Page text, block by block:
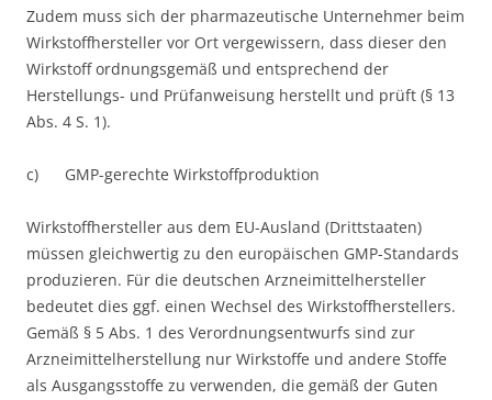
Zudem muss sich der pharmazeutische Unternehmer beim
Wirkstoffhersteller vor Ort vergewissern, dass dieser den
Wirkstoff ordnungsgemäß und entsprechend der
Herstellungs- und Prüfanweisung herstellt und prüft (§ 13
Abs. 4 S. 1).
c) GMP-gerechte Wirkstoffproduktion
Wirkstoffhersteller aus dem EU-Ausland (Drittstaaten)
müssen gleichwertig zu den europäischen GMP-Standards
produzieren. Für die deutschen Arzneimittelhersteller
bedeutet dies ggf. einen Wechsel des Wirkstoffherstellers.
Gemäß § 5 Abs. 1 des Verordnungsentwurfs sind zur
Arzneimittelherstellung nur Wirkstoffe und andere Stoffe
als Ausgangsstoffe zu verwenden, die gemäß der Guten